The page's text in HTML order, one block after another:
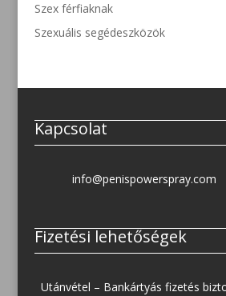
Szex férfiaknak
Szexuális segédeszközök
Kapcsolat
info@penispowerspray.com
Fizetési lehetőségek
Utánvétel – Bankártyás fizetés